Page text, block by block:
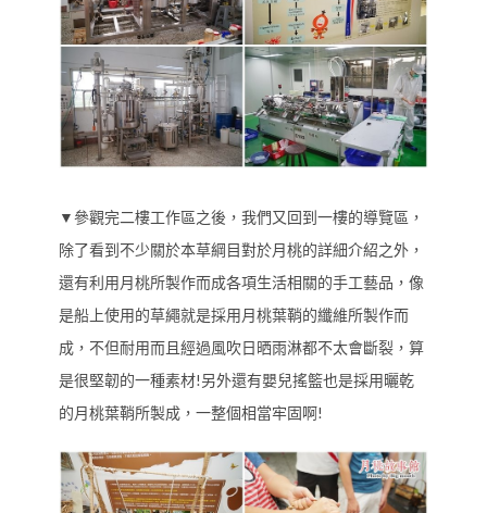
▼參觀完二樓工作區之後，我們又回到一樓的導覽區，
除了看到不少關於本草綱目對於月桃的詳細介紹之外，
還有利用月桃所製作而成各項生活相關的手工藝品，像
是船上使用的草繩就是採用月桃葉鞘的纖維所製作而
成，不但耐用而且經過風吹日晒雨淋都不太會斷裂，算
是很堅韌的一種素材!另外還有嬰兒搖籃也是採用曬乾
的月桃葉鞘所製成，一整個相當牢固啊!